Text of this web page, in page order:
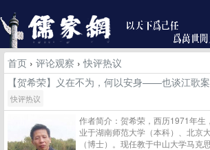
首页 › 评论观察 ›快评热议
【贺希荣】义在不为，何以安身——也谈江歌
快评热议
作者简介：贺希荣，西历1971年生
业于湖南师范大学（本科）、北京
（博士）。现任教于中山大学马克